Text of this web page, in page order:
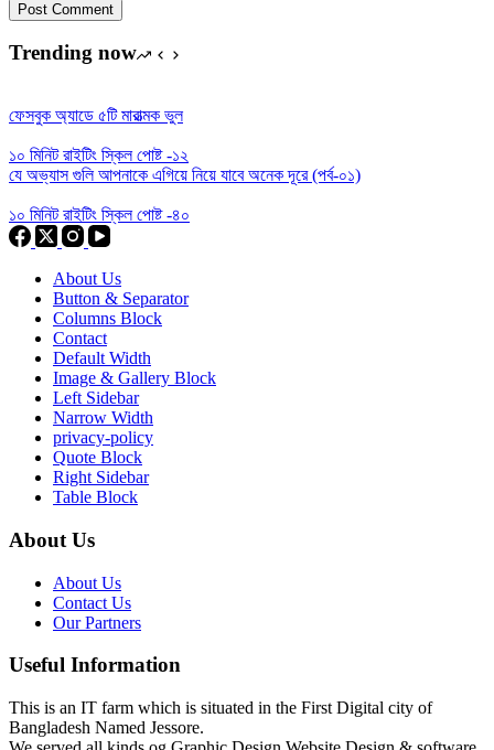
Post Comment
Trending now
ফেসবুক অ্যাডে ৫টি মারাত্মক ভুল
১০ মিনিট রাইটিং স্কিল পোষ্ট -১২
যে অভ্যাস গুলি আপনাকে এগিয়ে নিয়ে যাবে অনেক দূরে (পর্ব-০১)
১০ মিনিট রাইটিং স্কিল পোষ্ট -৪০
About Us
Button & Separator
Columns Block
Contact
Default Width
Image & Gallery Block
Left Sidebar
Narrow Width
privacy-policy
Quote Block
Right Sidebar
Table Block
About Us
About Us
Contact Us
Our Partners
Useful Information
This is an IT farm which is situated in the First Digital city of
Bangladesh Named Jessore.